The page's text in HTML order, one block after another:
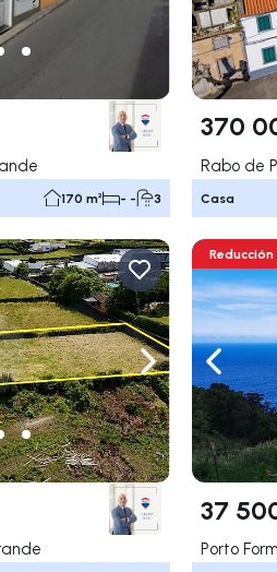
170 m² - - 3
370
Rabo de
Casa
Navegar a la
37
Porto